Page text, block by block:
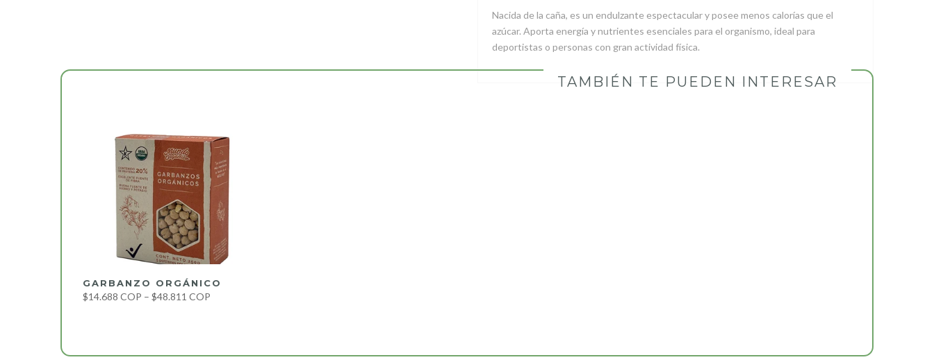
Nacida de la caña, es un endulzante espectacular y posee menos calorías que el
azúcar. Aporta energía y nutrientes esenciales para el organismo, ideal para
deportistas o personas con gran actividad física.
TAMBIÉN TE PUEDEN INTERESAR
GARBANZO ORGÁNICO
$14.688 COP – $48.811 COP